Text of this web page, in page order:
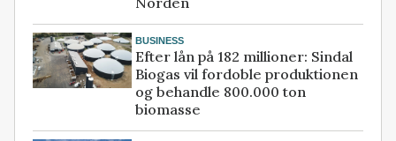
BUSINESS
Efter lån på 182 millioner: Sindal
Biogas vil fordoble produktionen
og behandle 800.000 ton
biomasse